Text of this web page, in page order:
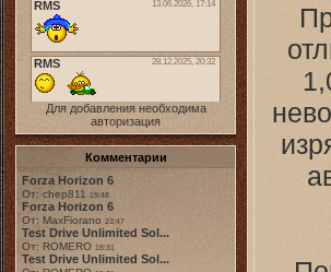
Для добавления необходима
авторизация
Комментарии
Forza Horizon 6
От: chep811 19:48
Forza Horizon 6
От: MaxFiorano 23:47
Test Drive Unlimited Sol...
От: ROMERO 18:31
Test Drive Unlimited Sol...